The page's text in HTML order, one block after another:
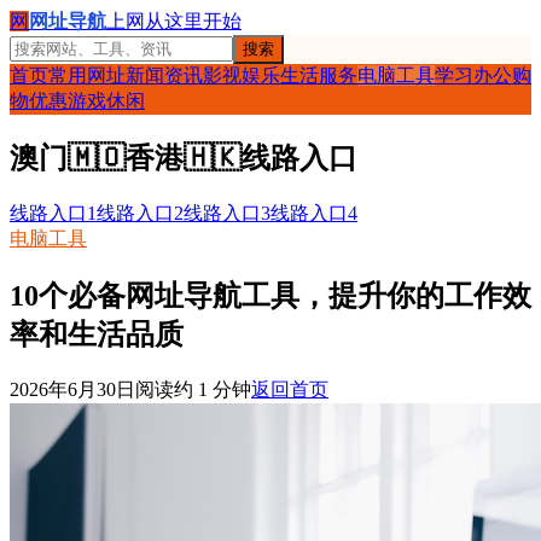
网 网址导航 上网从这里开始
搜索
首页常用网址新闻资讯影视娱乐生活服务电脑工具学习办公购
物优惠游戏休闲
澳门🇲🇴香港🇭🇰线路入口
线路入口1线路入口2线路入口3线路入口4
电脑工具
10个必备网址导航工具，提升你的工作效
率和生活品质
2026年6月30日 阅读约 1 分钟返回首页